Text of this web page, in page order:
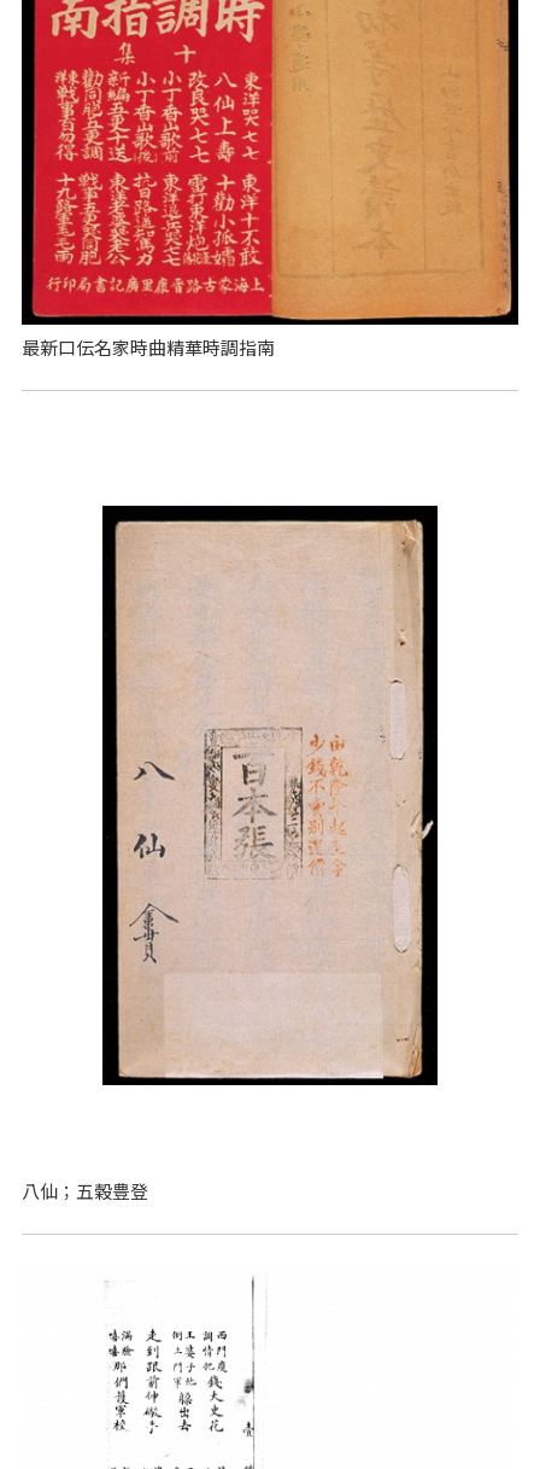
最新口伝名家時曲精華時調指南
八仙；五穀豊登